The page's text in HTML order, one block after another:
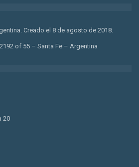
Creado el 8 de agosto de 2018.
of 55 – Santa Fe – Argentina
20